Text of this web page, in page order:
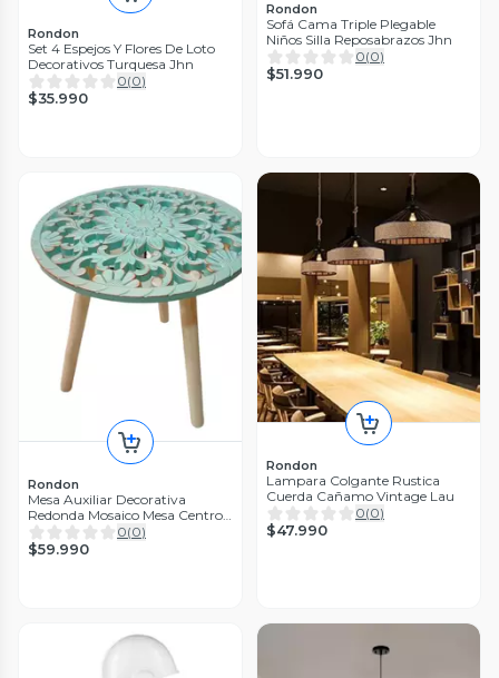
Rondon
Set 4 Espejos Y Flores De Loto
Decorativos Turquesa Jhn
0(0)
$35.990
Rondon
Sofá Cama Triple Plegable
Niños Silla Reposabrazos Jhn
0(0)
$51.990
Rondon
Mesa Auxiliar Decorativa
Redonda Mosaico Mesa Centro
Jhn
0(0)
$59.990
Rondon
Lampara Colgante Rustica
Cuerda Cañamo Vintage Lau
0(0)
$47.990